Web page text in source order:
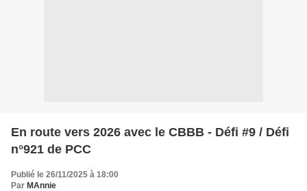
En route vers 2026 avec le CBBB - Défi #9 / Défi
n°921 de PCC
Publié le 26/11/2025 à 18:00
Par MAnnie